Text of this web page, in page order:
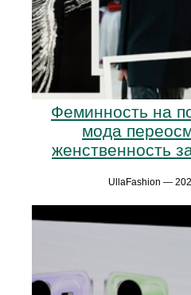
Феминность на
мода
женственность
UllaFashion —